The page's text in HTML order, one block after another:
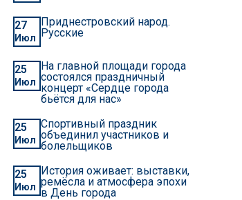
27
Июл
Приднестровский народ.
Русские
25
Июл
На главной площади города
состоялся праздничный
концерт «Сердце города
бьётся для нас»
25
Июл
Спортивный праздник
объединил участников и
болельщиков
25
Июл
История оживает: выставки,
ремёсла и атмосфера эпохи
в День города